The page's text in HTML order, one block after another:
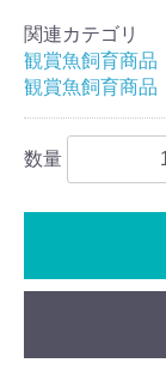
関連カテゴリ
観賞魚飼育商品
観賞魚飼育商品
数量